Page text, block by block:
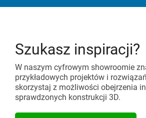
Szukasz inspiracji?
W naszym cyfrowym showroomie
przykładowych projektów i
skorzystaj z możliwości obejrzenia
sprawdzonych konstrukcji 3D.